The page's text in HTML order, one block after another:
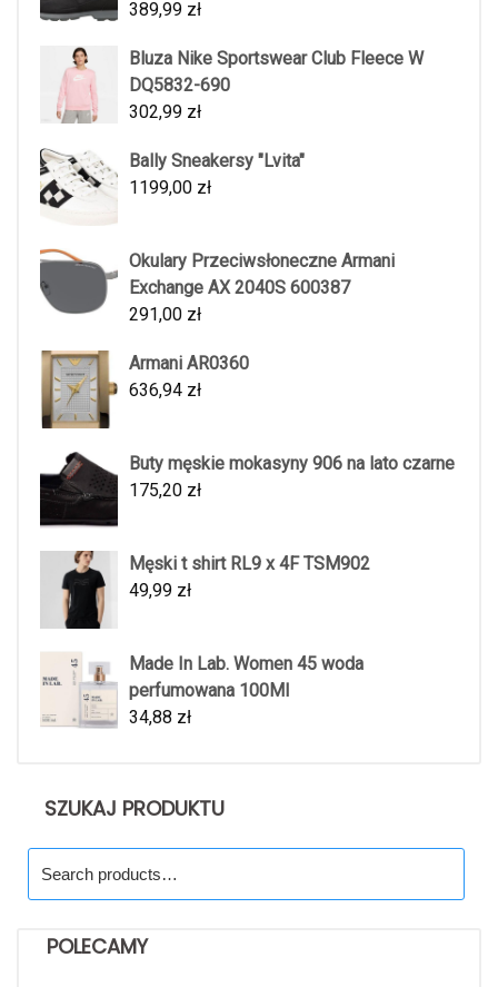
389,99 zł
Bluza Nike Sportswear Club Fleece W
DQ5832-690
302,99 zł
Bally Sneakersy "Lvita"
1199,00 zł
Okulary Przeciwsłoneczne Armani
Exchange AX 2040S 600387
291,00 zł
Armani AR0360
636,94 zł
Buty męskie mokasyny 906 na lato czarne
175,20 zł
Męski t shirt RL9 x 4F TSM902
49,99 zł
Made In Lab. Women 45 woda
perfumowana 100Ml
34,88 zł
SZUKAJ PRODUKTU
for:
POLECAMY